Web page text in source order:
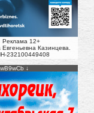
Реклама 12+
Казинцева.
232100449408